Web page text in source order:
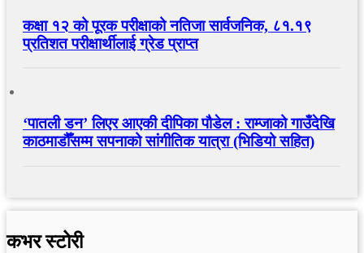
कक्षा १२ को पूरक परीक्षाको नतिजा सार्वजनिक, ८१.१९
प्रतिशत परीक्षार्थीलाई ग्रेड प्राप्त
‘पातली डन’ लिएर आएकी दीपिका पौडेल : राम्जाको गाउँदेखि
काठमाडौँसम्म सपनाको सांगीतिक यात्रा (भिडियो सहित)
कभर स्टोरी